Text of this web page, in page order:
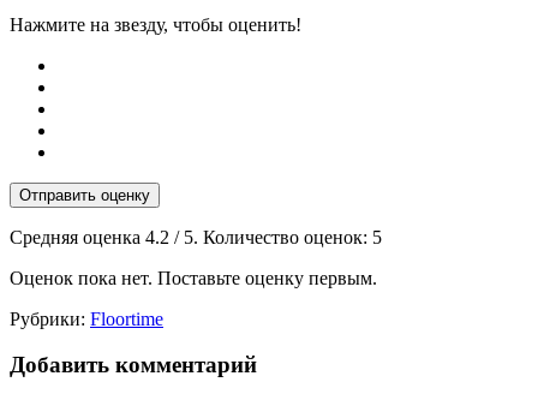
Нажмите на звезду, чтобы оценить!
Отправить оценку
Средняя оценка 4.2 / 5. Количество оценок: 5
Оценок пока нет. Поставьте оценку первым.
Рубрики: Floortime
Добавить комментарий